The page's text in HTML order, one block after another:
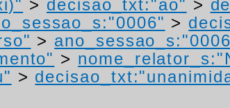
> decisao_txt:"ao" >
>
>
>
>